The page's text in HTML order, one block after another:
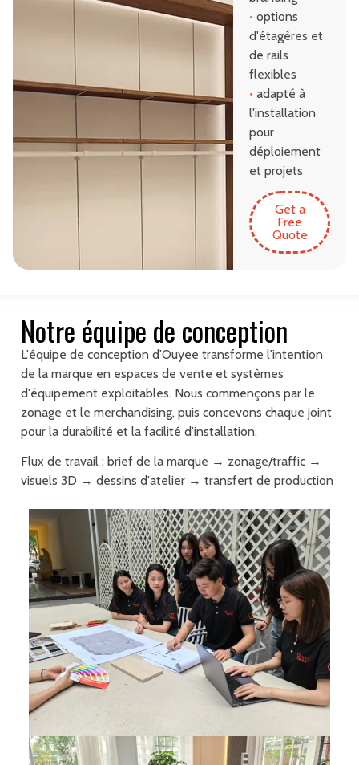
• options
d'étagères et
de rails
flexibles
• adapté à
l'installation
pour
déploiement
et projets
Get a
Free
Quote
Notre équipe de conception
L'équipe de conception d'Ouyee transforme l'intention
de la marque en espaces de vente et systèmes
d'équipement exploitables. Nous commençons par le
zonage et le merchandising, puis concevons chaque joint
pour la durabilité et la facilité d'installation.
Flux de travail : brief de la marque → zonage/traffic →
visuels 3D → dessins d'atelier → transfert de production